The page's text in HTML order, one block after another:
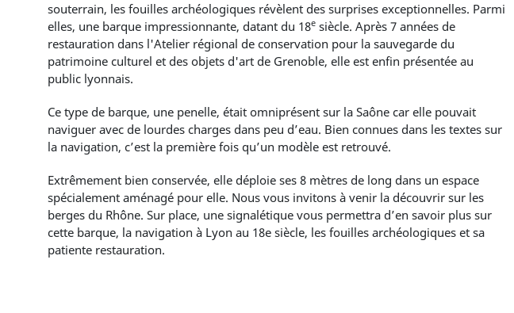
souterrain, les fouilles archéologiques révèlent des surprises exceptionnelles. Parmi
elles, une barque impressionnante, datant du 18e siècle. Après 7 années de
restauration dans l'Atelier régional de conservation pour la sauvegarde du
patrimoine culturel et des objets d'art de Grenoble, elle est enfin présentée au
public lyonnais.
Ce type de barque, une penelle, était omniprésent sur la Saône car elle pouvait
naviguer avec de lourdes charges dans peu d’eau. Bien connues dans les textes sur
la navigation, c’est la première fois qu’un modèle est retrouvé.
Extrêmement bien conservée, elle déploie ses 8 mètres de long dans un espace
spécialement aménagé pour elle. Nous vous invitons à venir la découvrir sur les
berges du Rhône. Sur place, une signalétique vous permettra d’en savoir plus sur
cette barque, la navigation à Lyon au 18e siècle, les fouilles archéologiques et sa
patiente restauration.